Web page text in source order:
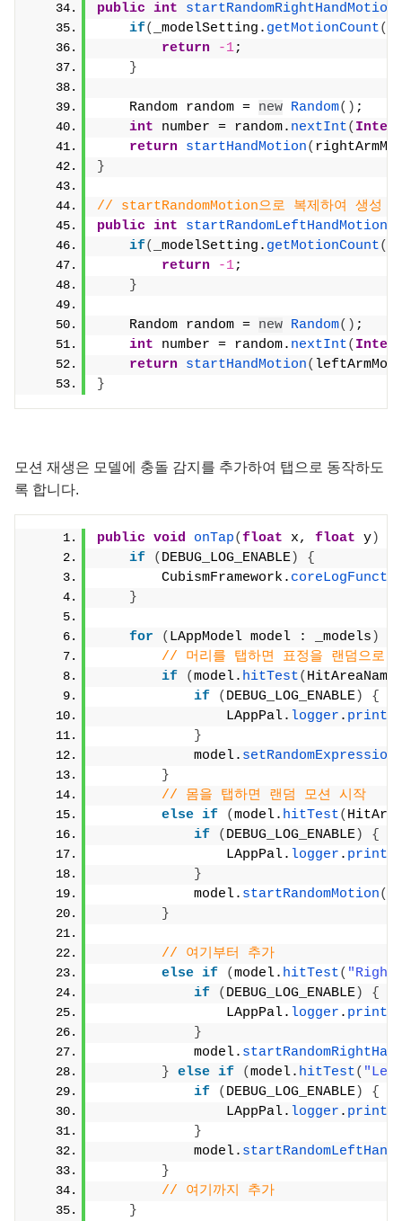
public int startRandomRightHandMotion
if( _modelSetting. getMotionCount(
return
-1;
}
    Random random =
new Random() ;
int number = random. nextInt(
return startHandMotion(
}
// startRandomMotion으로 복제하여 생성
public int startRandomLeftHandMotion
if( _modelSetting. getMotionCount(
return
-1;
}
    Random random =
new Random() ;
int number = random. nextInt(
return startHandMotion(
}
모션 재생은 모델에 충돌 감지를 추가하여 탭으로 동작하도
록 합니다.
public void onTap(float x, float y)
if
( DEBUG_LOG_ENABLE)
{
        CubismFramework.
}
for ( LAppModel model : _models )
// 머리를 탭하면 표정을 랜덤으로
if
(model. hitTest(
if
( DEBUG_LOG_ENABLE)
{
                LAppPal.
logger . print
}
            model.
setRandomExpression
}
// 몸을 탭하면 랜덤 모션 시작
else if (model. hitTest(
if
( DEBUG_LOG_ENABLE)
{
                LAppPal.
logger . print
}
            model.
startRandomMotion(
}
// 여기부터 추가
else if (model. hitTest(
if
( DEBUG_LOG_ENABLE)
{
                LAppPal.
logger . print
}
            model.
} else if (model. hitTest(
if
( DEBUG_LOG_ENABLE)
{
                LAppPal.
logger . print
}
            model.
}
// 여기까지 추가
}